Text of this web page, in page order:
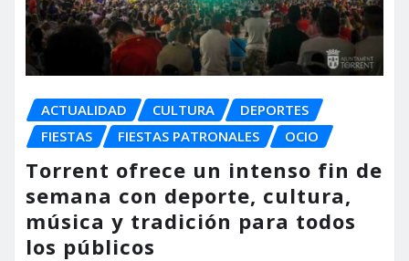
ACTUALIDAD CULTURA
DEPORTES
FIESTAS
FIESTAS PATRONALES OCIO
Torrent ofrece un intenso fin de
semana con deporte, cultura,
música y tradición para todos
los públicos